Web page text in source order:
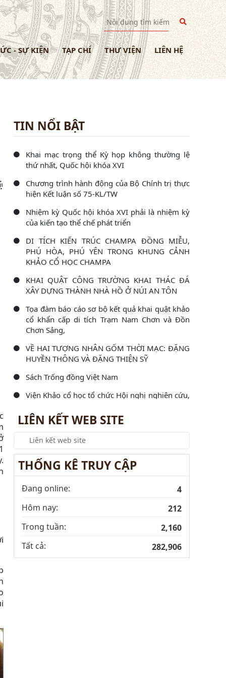
- SỰ KIỆN TẠP CHÍ THƯ VIỆN LIÊN HỆ
TIN NỔI BẬT
Khai mạc trọng thể Kỳ họp không thường lệ
thứ nhất, Quốc hội khóa XVI
Chương trình hành động của Bộ Chính trị thực
hiện Kết luận số 75-KL/TW
Nhiệm kỳ Quốc hội khóa XVI phải là nhiệm kỳ
của kiến tạo thể chế phát triển
DI TÍCH KIẾN TRÚC CHAMPA ĐỒNG MIỄU,
PHÚ HÒA, PHÚ YÊN TRONG KHUNG CẢNH
KHẢO CỔ HỌC CHAMPA
KHAI QUẬT CÔNG TRƯỜNG KHAI THÁC ĐÁ
XÂY DỰNG THÀNH NHÀ HỒ Ở NÚI AN TÔN
Tọa đàm báo cáo sơ bộ kết quả khai quật khảo
cổ khẩn cấp di tích Trạm Nam Chơn và Đồn
Chơn Sảng,
VỀ HAI TƯỢNG NHÂN GỐM THỜI MẠC: ĐẶNG
HUYỀN THÔNG VÀ ĐẶNG THIỆN SỸ
Sách Trống đồng Việt Nam
Viện Khảo cổ học tổ chức Hội nghị nghiên cứu,
Viện Khảo cổ học làm việc với Đoàn kiểm tra
công tác văn thư, lưu trữ và bảo vệ bí mật nhà
nước năm
LIÊN KẾT WEB SITE
THỐNG KÊ TRUY CẬP
Đang online:
4
Hôm nay:
212
Trong tuần:
2,160
Tất cả:
282,906